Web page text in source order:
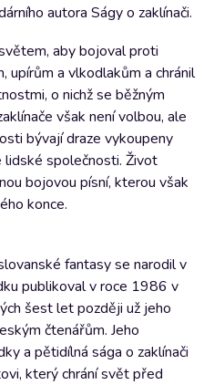
autora Ságy o zaklínači.
aby bojoval proti
a vlkodlakům a chránil
o nichž se běžným
však není volbou, ale
bývají draze vykoupeny
lidské společnosti. Život
bojovou písní, kterou však
konce.
fantasy se narodil v
publikoval v roce 1986 v
šest let později už jeho
čtenářům. Jeho
a pětidílná sága o zaklínači
který chrání svět před